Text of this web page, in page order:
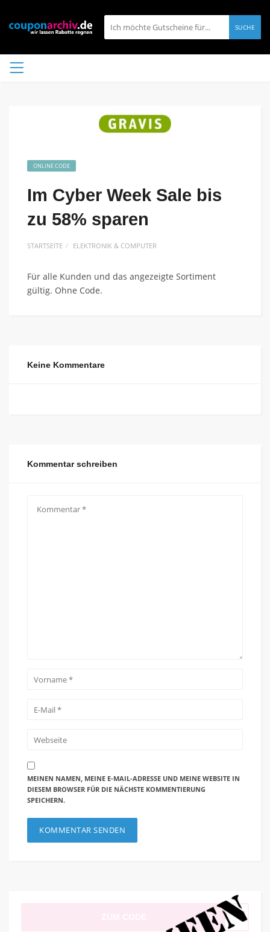
SUCHE
ONLINE CODE
Im Cyber Week Sale bis
zu 58% sparen
STARTSEITE ELEKTRONIK & COMPUTER
Für alle Kunden und das angezeigte Sortiment
gültig. Ohne Code.
Keine Kommentare
Kommentar schreiben
MEINEN NAMEN, MEINE E-MAIL-ADRESSE UND MEINE WEBSITE IN
DIESEM BROWSER FÜR DIE NÄCHSTE KOMMENTIERUNG
SPEICHERN.